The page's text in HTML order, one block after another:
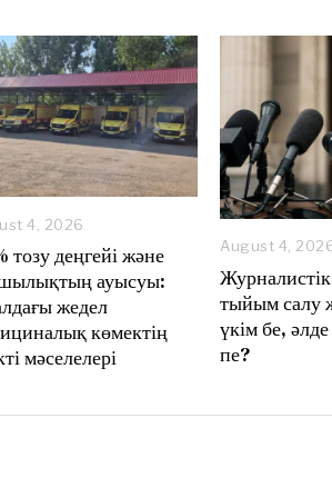
4, 2026
тозу деңгейі және
ауысуы:
жедел
көмектің
мәселелері
August 4,
тыйым салу
үкім бе,
пе?